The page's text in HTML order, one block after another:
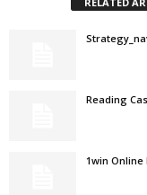
Reading
1win